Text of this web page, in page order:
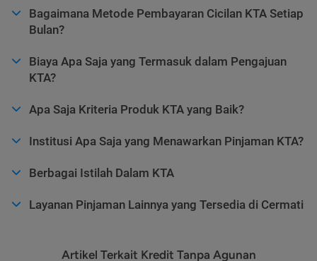
Bagaimana Metode Pembayaran Cicilan KTA Setiap
Bulan?
Biaya Apa Saja yang Termasuk dalam Pengajuan
KTA?
Apa Saja Kriteria Produk KTA yang Baik?
Institusi Apa Saja yang Menawarkan Pinjaman KTA?
Berbagai Istilah Dalam KTA
Layanan Pinjaman Lainnya yang Tersedia di Cermati
Artikel Terkait Kredit Tanpa Agunan